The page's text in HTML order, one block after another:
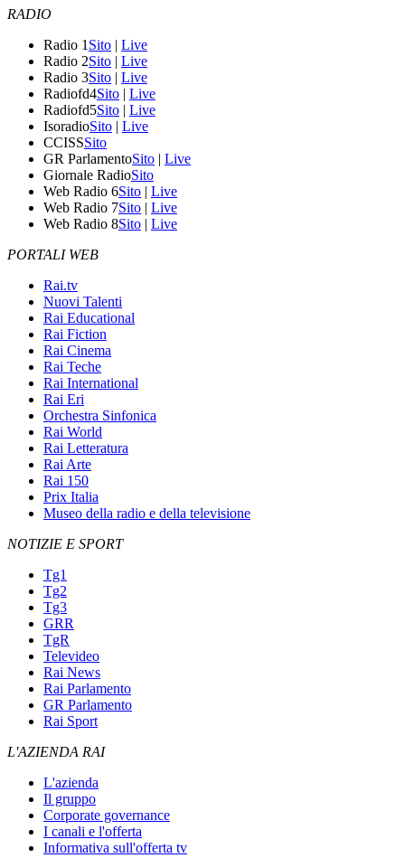
RADIO
Radio 1 Sito | Live
Radio 2Sito | Live
Radio 3Sito | Live
Radiofd4Sito | Live
Radiofd5Sito | Live
IsoradioSito | Live
CCISSSito
GR ParlamentoSito | Live
Giornale RadioSito
Web Radio 6Sito | Live
Web Radio 7Sito | Live
Web Radio 8Sito | Live
PORTALI WEB
Rai.tv
Nuovi Talenti
Rai Educational
Rai Fiction
Rai Cinema
Rai Teche
Rai International
Rai Eri
Orchestra Sinfonica
Rai World
Rai Letteratura
Rai Arte
Rai 150
Prix Italia
Museo della radio e della televisione
NOTIZIE E SPORT
Tg1
Tg2
Tg3
GRR
TgR
Televideo
Rai News
Rai Parlamento
GR Parlamento
Rai Sport
L'AZIENDA RAI
L'azienda
Il gruppo
Corporate governance
I canali e l'offerta
Informativa sull'offerta tv